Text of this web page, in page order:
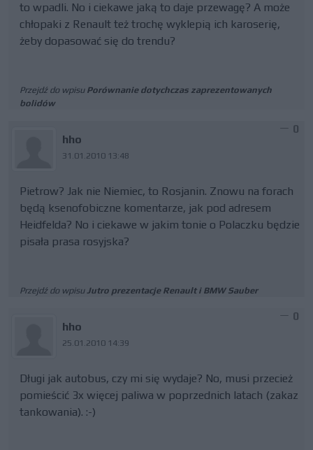
to wpadli. No i ciekawe jaką to daje przewagę? A może
chłopaki z Renault też trochę wyklepią ich karoserię,
żeby dopasować się do trendu?
Przejdź do wpisu Porównanie dotychczas zaprezentowanych
bolidów
hho
31.01.2010 13:48
0
Pietrow? Jak nie Niemiec, to Rosjanin. Znowu na forach
będą ksenofobiczne komentarze, jak pod adresem
Heidfelda? No i ciekawe w jakim tonie o Polaczku będzie
pisała prasa rosyjska?
Przejdź do wpisuJutro prezentacje Renault i BMW Sauber
hho
25.01.2010 14:39
0
Długi jak autobus, czy mi się wydaje? No, musi przecież
pomieścić 3x więcej paliwa w poprzednich latach (zakaz
tankowania). :-)